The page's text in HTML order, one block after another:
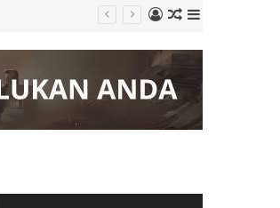
Random
Article
Log
In